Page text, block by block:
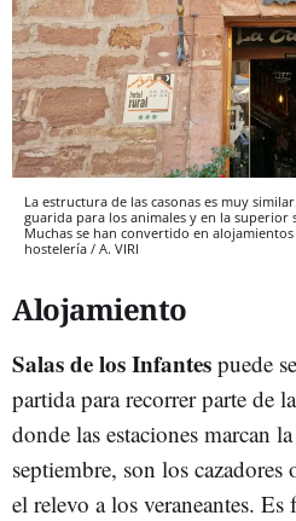
La estructura de las casonas es muy
guarida para los animales y en la superior
Muchas se han convertido en
hostelería / A. VIRI
Alojamiento
SalasdelosInfantes puede
partida para recorrer parte de
donde las estaciones marcan
septiembre, son los cazadores
el relevo a los veraneantes.